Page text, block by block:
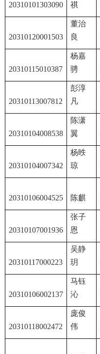
20310101303090
祺
20310120001503
董治
良
20310115010387
杨嘉
骋
20310113007812
彭淳
凡
20310104008538
陈潇
翼
20310104007342
杨昳
琼
20310106004525 陈麒
20310107001936
张子
恩
20310117000223
吴静
玥
20310106002137
马钰
沁
20310118002472
庞俊
伟